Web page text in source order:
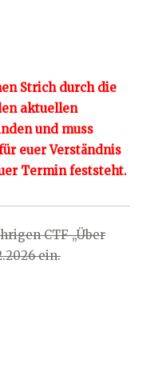
Strich durch die
aktuellen
und muss
euer Verständnis
Termin feststeht.
CTF „Über
ein.